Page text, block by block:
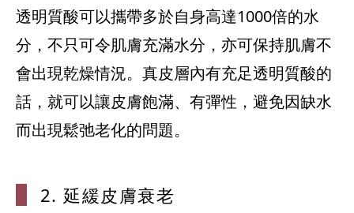
透明質酸可以攜帶多於自身高達1000倍的水
分，不只可令肌膚充滿水分，亦可保持肌膚不
會出現乾燥情況。真皮層內有充足透明質酸的
話，就可以讓皮膚飽滿、有彈性，避免因缺水
2. 延緩皮膚衰老